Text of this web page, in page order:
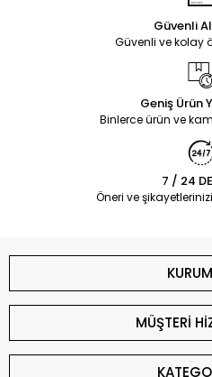
Güvenli
Güvenli ve kolay
Geniş Ürün
Binlerce ürün ve
7 / 24
Öneri ve
MÜŞTERİ